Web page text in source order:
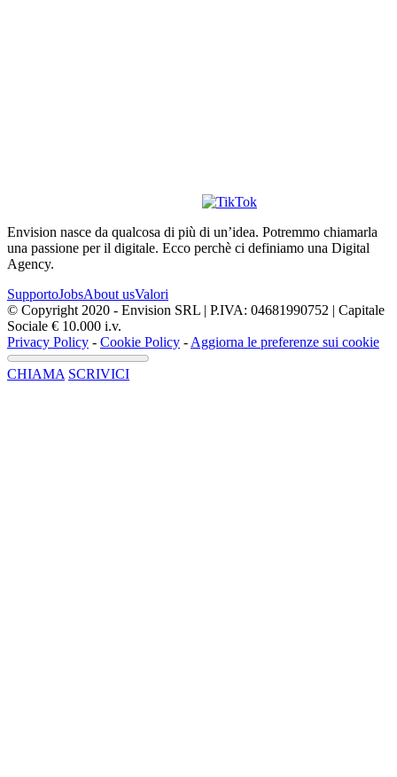
Envision nasce da qualcosa di più di un’idea. Potremmo chiamarla
una passione per il digitale. Ecco perchè ci definiamo una Digital
Agency.
SupportoJobsAbout usValori
© Copyright 2020 - Envision SRL | P.IVA: 04681990752 | Capitale
Sociale € 10.000 i.v.
Privacy Policy - Cookie Policy - Aggiorna le preferenze sui cookie
CHIAMA SCRIVICI